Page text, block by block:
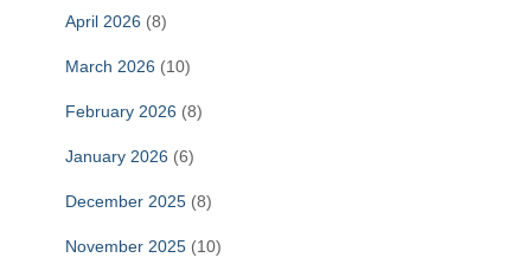
April 2026 (8)
March 2026 (10)
February 2026 (8)
January 2026 (6)
December 2025 (8)
November 2025 (10)